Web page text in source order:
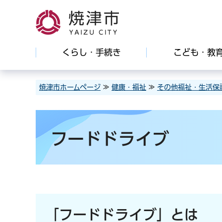
焼津市
くらし・手続き こども・教
焼津市ホームページ ≫ 健康・福祉 ≫ その他福祉・生活保
フードドライブ
「フードドライブ」とは